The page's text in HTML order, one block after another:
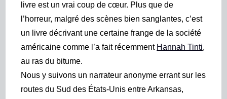
livre est un vrai coup de cœur. Plus que de
l’horreur, malgré des scènes bien sanglantes, c’est
un livre décrivant une certaine frange de la société
américaine comme l’a fait récemment Hannah Tinti,
au ras du bitume.
Nous y suivons un narrateur anonyme errant sur les
routes du Sud des États-Unis entre Arkansas,